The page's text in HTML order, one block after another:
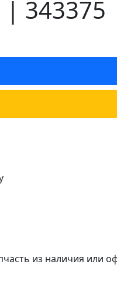
| 343375
из наличия или